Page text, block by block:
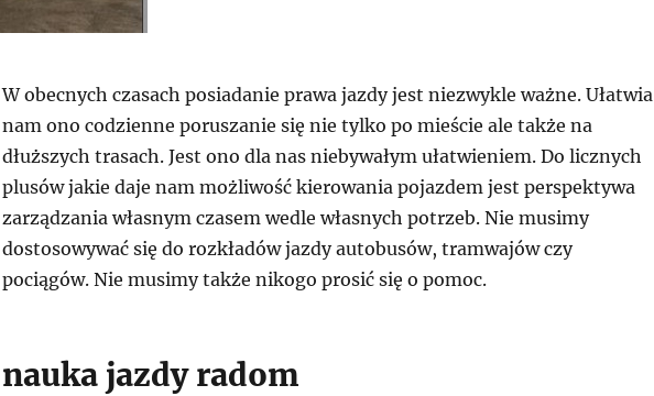
W obecnych czasach posiadanie prawa jazdy jest niezwykle ważne. Ułatwia
nam ono codzienne poruszanie się nie tylko po mieście ale także na
dłuższych trasach. Jest ono dla nas niebywałym ułatwieniem. Do licznych
plusów jakie daje nam możliwość kierowania pojazdem jest perspektywa
zarządzania własnym czasem wedle własnych potrzeb. Nie musimy
dostosowywać się do rozkładów jazdy autobusów, tramwajów czy
pociągów. Nie musimy także nikogo prosić się o pomoc.
nauka jazdy radom